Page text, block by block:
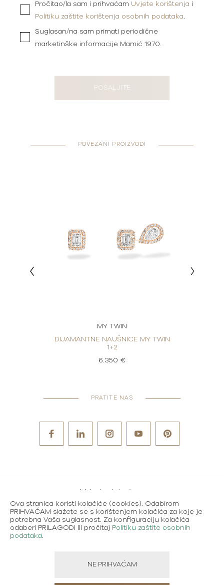
Pročitao/la sam i prihvaćam Uvjete korištenja i
Politiku zaštite korištenja osobnih podataka.
Suglasan/na sam primati periodične
marketinške informacije Mamić 1970.
POŠALJITE
POVEZANI PROIZVODI
MY TWIN
DIJAMANTNE NAUŠNICE MY TWIN
1+2
6.350 €
PRATITE NAS
Karijere
Uvjeti korištenja
Ova stranica koristi kolačiće (cookies). Odabirom
PRIHVAĆAM slažete se s korištenjem kolačića za koje je
potrebna Vaša suglasnost. Za konfiguraciju kolačića
odaberi PRILAGODI ili pročitaj Politiku zaštite osobnih
podataka.
NE PRIHVAĆAM